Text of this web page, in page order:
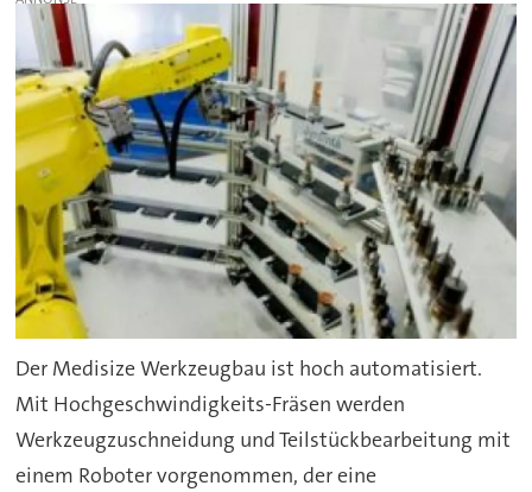
Der Medisize Werkzeugbau ist hoch automatisiert.
Mit Hochgeschwindigkeits-Fräsen werden
Werkzeugzuschneidung und Teilstückbearbeitung mit
einem Roboter vorgenommen, der eine